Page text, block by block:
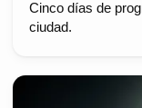
Cinco días de
ciudad.